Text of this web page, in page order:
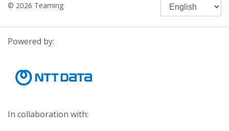
© 2026 Teaming
Powered by:
In collaboration with: